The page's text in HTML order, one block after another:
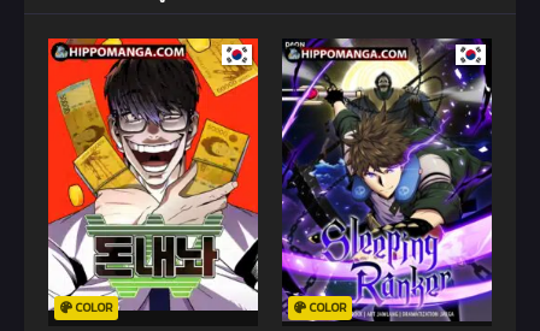
COLOR COLOR